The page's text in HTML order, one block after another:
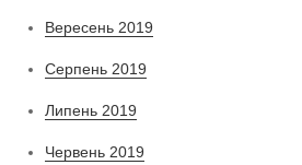
Вересень 2019
Серпень 2019
Липень 2019
Червень 2019